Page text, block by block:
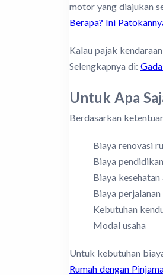
motor yang diajukan
Berapa? Ini
Kalau pajak
Selengkapnya di:
Untuk Apa
Berdasarkan
Biaya renovasi
Biaya
Biaya
Biaya
Kebutuhan
Modal usaha
Untuk kebutuhan
Rumah dengan